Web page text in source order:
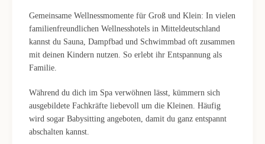
Gemeinsame Wellnessmomente für Groß und Klein: In vielen
familienfreundlichen Wellnesshotels in Mitteldeutschland
kannst du Sauna, Dampfbad und Schwimmbad oft zusammen
mit deinen Kindern nutzen. So erlebt ihr Entspannung als
Familie.
Während du dich im Spa verwöhnen lässt, kümmern sich
ausgebildete Fachkräfte liebevoll um die Kleinen. Häufig
wird sogar Babysitting angeboten, damit du ganz entspannt
abschalten kannst.